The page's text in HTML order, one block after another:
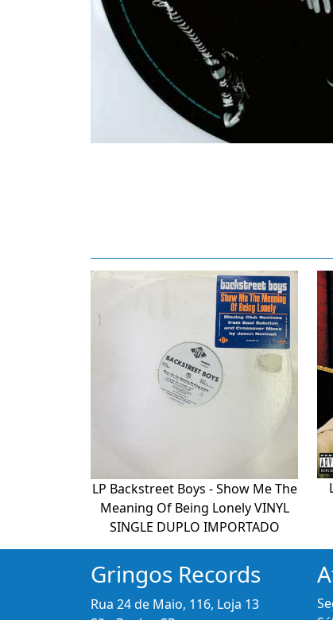
LP Backstreet Boys - Show Me The
Meaning Of Being Lonely VINYL
SINGLE DUPLO IMPORTADO
Gringos Records
Rua 24 de Maio, 116, Loja 13